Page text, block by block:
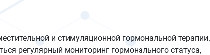
и стимуляционной гормональной терапии.
регулярный мониторинг гормонального статуса,